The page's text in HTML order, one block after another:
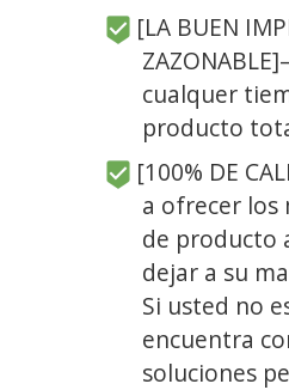
[LA BUEN
cualquer
producto
[100% DE
a ofrecer los
de producto
dejar a su
Si usted no
encuentra
soluciones